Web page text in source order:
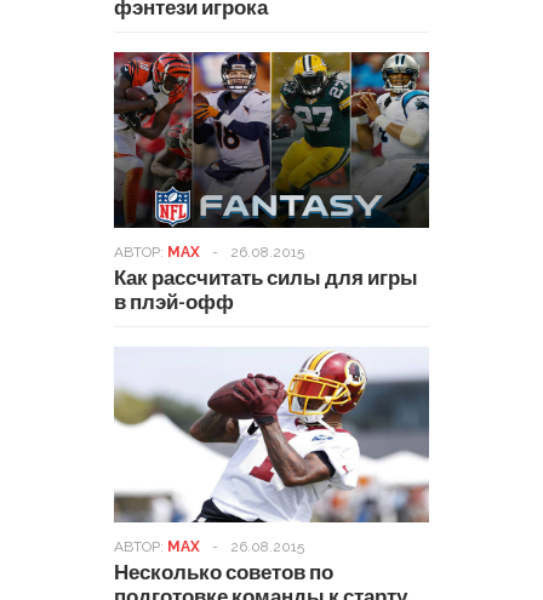
фэнтези игрока
АВТОР: MAX - 26.08.2015
Как рассчитать силы для игры
в плэй-офф
АВТОР: MAX - 26.08.2015
Несколько советов по